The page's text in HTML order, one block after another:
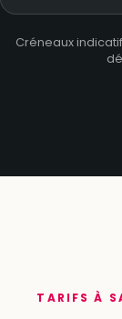
Créneaux
TARIFS À